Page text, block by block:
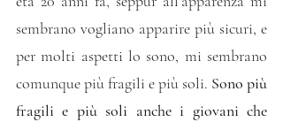
sembrano vogliano apparire più sicuri, e
per molti aspetti lo sono, mi sembrano
comunque più fragili e più soli. Sono più
fragili e più soli anche i giovani che